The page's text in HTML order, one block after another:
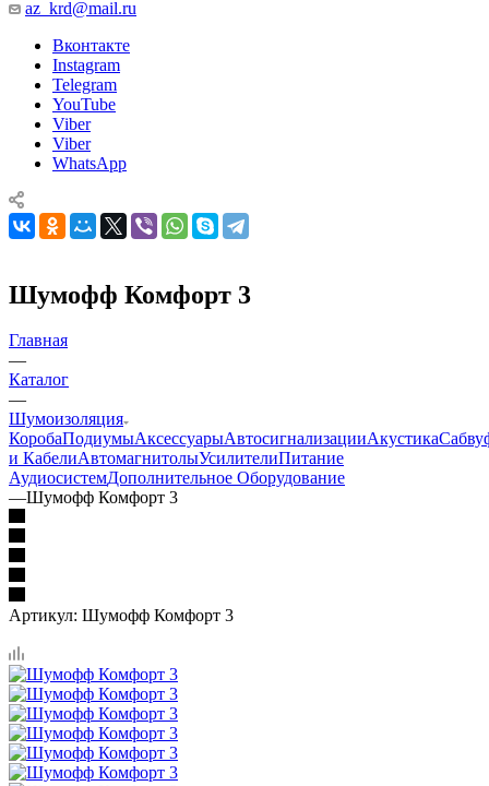
az_krd@mail.ru
Вконтакте
Instagram
Telegram
YouTube
Viber
Viber
WhatsApp
Шумофф Комфорт 3
Главная
—
Каталог
—
Шумоизоляция
КоробаПодиумыАксессуарыАвтосигнализацииАкустика
и КабелиАвтомагнитолыУсилителиПитание
АудиосистемДополнительное Оборудование
—Шумофф Комфорт 3
Артикул: Шумофф Комфорт 3